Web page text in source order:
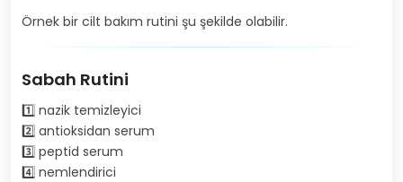
Örnek bir cilt bakım rutini şu şekilde olabilir.
Sabah Rutini
1️⃣ nazik temizleyici
2️⃣ antioksidan serum
3️⃣ peptid serum
4️⃣ nemlendirici